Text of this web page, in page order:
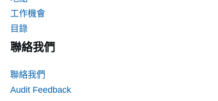
工作機會
目錄
聯絡我們
聯絡我們
Audit Feedback